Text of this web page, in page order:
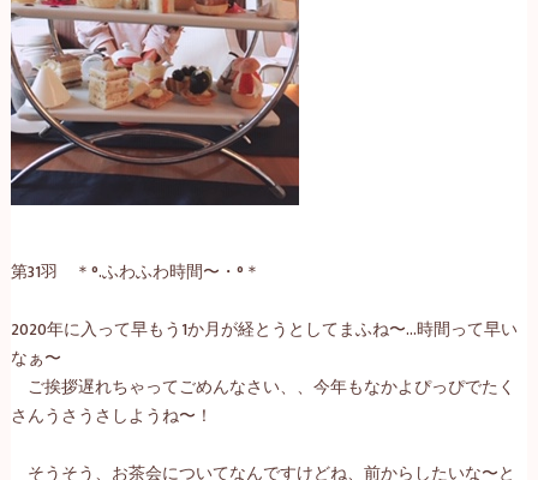
第31羽 ＊°.ふわふわ時間〜・°＊
2020年に入って早もう1か月が経とうとしてまふね〜…時間って早い
なぁ〜
ご挨拶遅れちゃってごめんなさい、、今年もなかよぴっぴでたく
さんうさうさしようね〜！
そうそう、お茶会についてなんですけどね、前からしたいな〜と